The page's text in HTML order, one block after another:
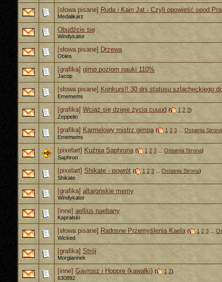
[słowa pisane] Ruda i Kain Jat - Czyli opowieść spod
Medalikarz
Obudźcie się
Windykator
[słowa pisane] Drzewa
Obles
[grafika] gimp poziom nauki 110%
Jacop
[słowa pisane] Konkurs!! 30 dni statusu szlacheckiego
Ememems
[grafika] Wciąż się dzieje życia cuuud ( 1 2 3)
Zeppelin
[grafika] Karmelowy mistrz gimpa ( 1 2 3
Ostatnia Strona
Ememems
[pixelart] Kuźnia Saphrona ( 1 2 3 Ostatnia Strona)
Saphron
[pixelart] Shikate - powrót ( 1 2 3 Ostatnia Strona)
Shikate
[grafika] altarońskie memy
Windykator
[inne] aellius naebany
Kapralski
[słowa pisane] Radosne Przemyślenia Kaela ( 1 2 3
Wicked
[grafika] Strój
Morgiannek
[inne] Gavrosz i Hoppre (kawałki) ( 1 2)
630892